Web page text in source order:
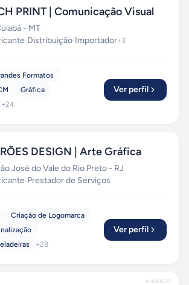
PRINT | Comunicação Visual
- MT
·Distribuição·Importador+3
Formatos
Gráfica
+24
Ver perfil
DESIGN | Arte Gráfica
José do Vale do Rio Preto - RJ
·Prestador de Serviços
Criação de Logomarca
+28
Ver perfil
ANÚNCIO